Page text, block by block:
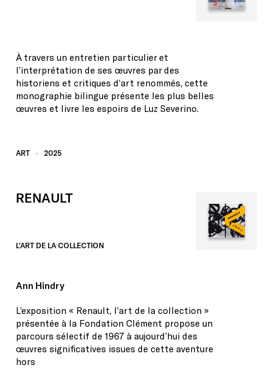
À travers un entretien particulier et
l’interprétation de ses œuvres par des
historiens et critiques d’art renommés, cette
monographie bilingue présente les plus belles
œuvres et livre les espoirs de Luz Severino.
ART 2025
RENAULT
L'ART DE LA COLLECTION
Ann Hindry
L’exposition « Renault, l’art de la collection »
présentée à la Fondation Clément propose un
parcours sélectif de 1967 à aujourd’hui des
œuvres significatives issues de cette aventure
hors